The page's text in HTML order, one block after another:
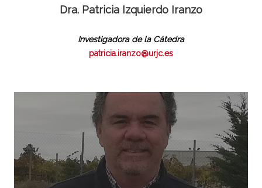
Dra. Patricia Izquierdo Iranzo
Investigadora de la Cátedra
patricia.iranzo@urjc.es